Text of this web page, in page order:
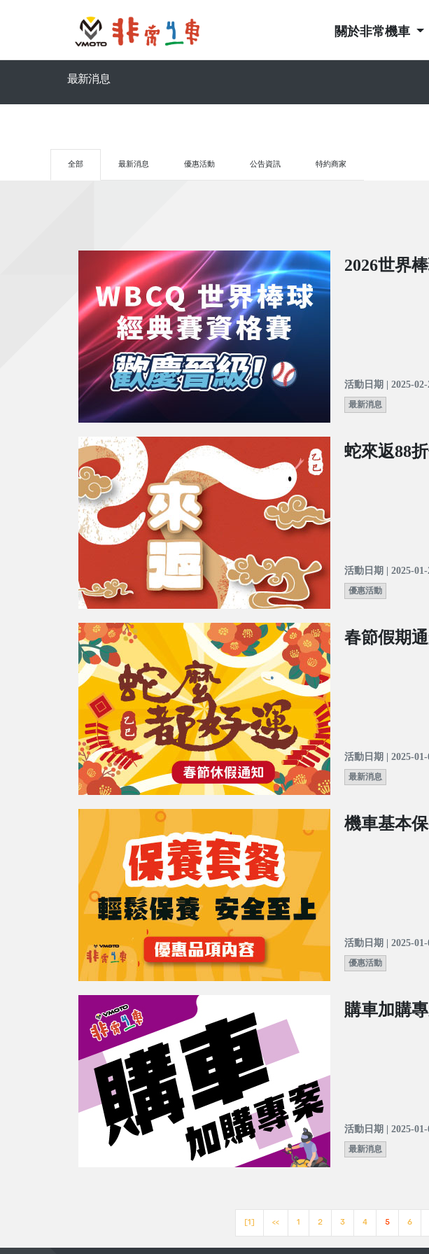
關於非常機車
最新消息
全部 最新消息 優惠活動 公告資訊 特約商家
2026世界
活動日期 | 2025-
最新消息
蛇來返88
活動日期 | 2025-
優惠活動
春節假期
活動日期 | 2025-01-
最新消息
機車基本
活動日期 | 2025-01-
優惠活動
購車加購
活動日期 | 2025-01-
最新消息
[1] << 1 2 3 4 5 6